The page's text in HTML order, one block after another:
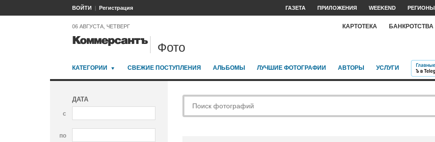
ВОЙТИ Регистрация ГАЗЕТА ПРИЛОЖЕНИЯ WEEKEND РЕГИОНЫ
06 АВГУСТА, ЧЕТВЕРГ КАРТОТЕКА БАНКРОТСТВА
Фото
КАТЕГОРИИ СВЕЖИЕ ПОСТУПЛЕНИЯ АЛЬБОМЫ ЛУЧШИЕ ФОТОГРАФИИ АВТОРЫ УСЛУГИ
ДАТА
с
по